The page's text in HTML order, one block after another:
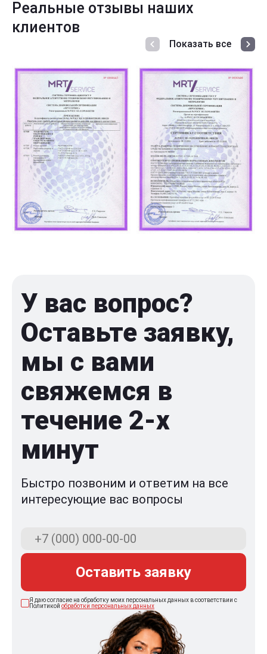
Реальные отзывы наших
клиентов
Показать все
У вас вопрос?
Оставьте заявку,
мы с вами
свяжемся в
течение 2-x
минут
Быстро позвоним и ответим на все
интересующие вас вопросы
Оставить заявку
Я даю согласие на обработку моих персональных данных в соответствии с
Политикой обработки персональных данных